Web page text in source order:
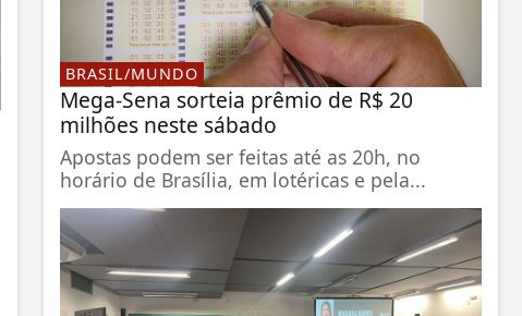
BRASIL/MUNDO
Mega-Sena sorteia prêmio de R$ 20
milhões neste sábado
Apostas podem ser feitas até as 20h, no
horário de Brasília, em lotéricas e pela...